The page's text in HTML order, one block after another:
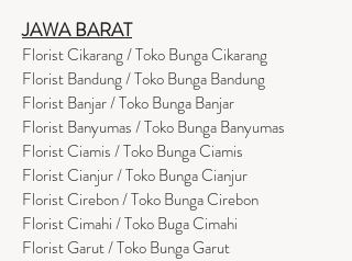
JAWA BARAT
Florist Cikarang/ Toko Bunga Cikarang
Florist Bandung / Toko Bunga Bandung
Florist Banjar / Toko Bunga Banjar
Florist Banyumas / Toko Bunga Banyumas
Florist Ciamis / Toko Bunga Ciamis
Florist Cianjur / Toko Bunga Cianjur
Florist Cirebon / Toko Bunga Cirebon
Florist Cimahi / Toko Buga Cimahi
Florist Garut / Toko Bunga Garut